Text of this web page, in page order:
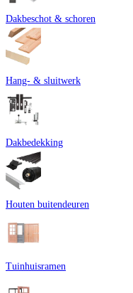
Dakbeschot & schoren
Hang- & sluitwerk
Dakbedekking
Houten buitendeuren
Tuinhuisramen